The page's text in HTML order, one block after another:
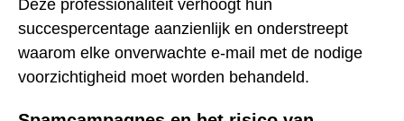
Deze professionaliteit verhoogt hun
succespercentage aanzienlijk en onderstreept
waarom elke onverwachte e-mail met de nodige
voorzichtigheid moet worden behandeld.